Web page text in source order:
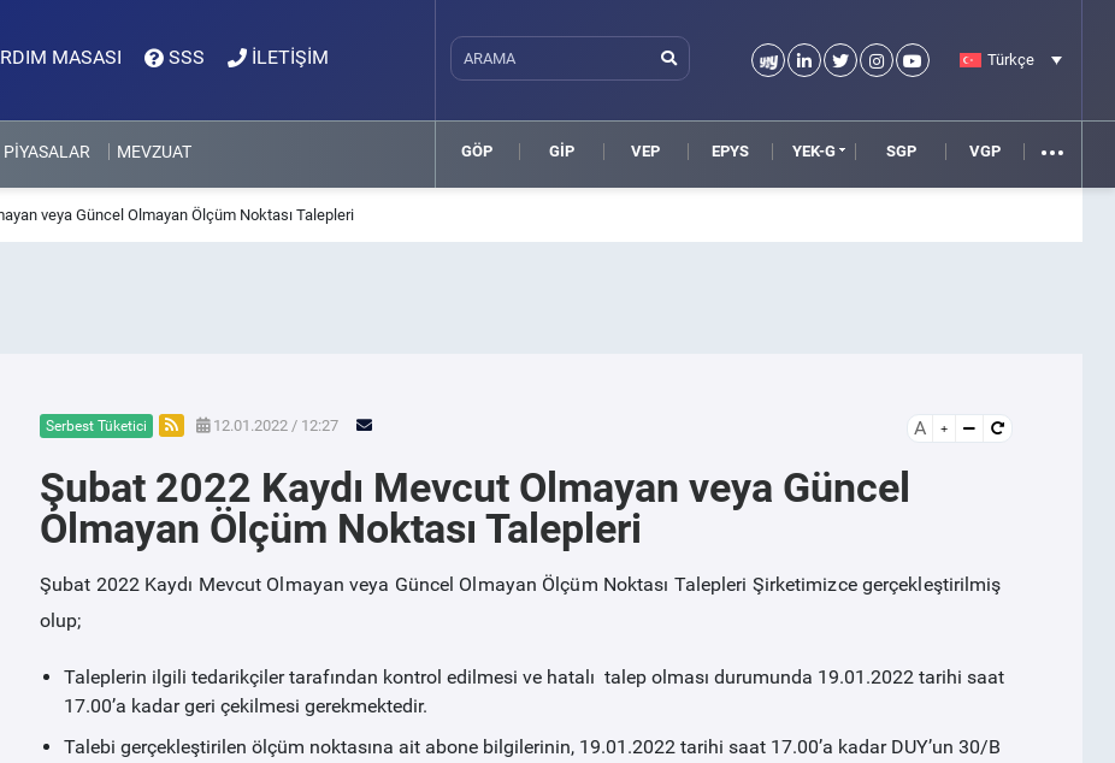
MASASI SSS İLETİŞİM Türkçe
MEVZUAT GÖP GİP VEP EPYS YEK-G SGP VGP
veya Güncel Olmayan Ölçüm Noktası Talepleri
Serbest Tüketici 12.01.2022 / 12:27 A
Şubat 2022 Kaydı Mevcut Olmayan veya Güncel
Olmayan Ölçüm Noktası Talepleri
Şubat 2022 Kaydı Mevcut Olmayan veya Güncel Olmayan Ölçüm Noktası Talepleri Şirketimizce gerçekleştirilmiş
olup;
Taleplerin ilgili tedarikçiler tarafından kontrol edilmesi ve hatalı talep olması durumunda 19.01.2022 tarihi saat
17.00’a kadar geri çekilmesi gerekmektedir.
Talebi gerçekleştirilen ölçüm noktasına ait abone bilgilerinin, 19.01.2022 tarihi saat 17.00’a kadar DUY’un 30/B